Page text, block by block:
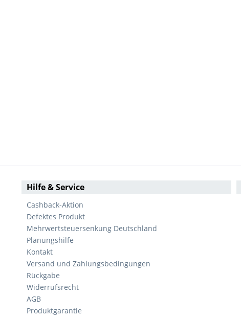
Hilfe & Service
Cashback-Aktion
Defektes Produkt
Mehrwertsteuersenkung Deutschland
Planungshilfe
Kontakt
Versand und Zahlungsbedingungen
Rückgabe
Widerrufsrecht
AGB
Produktgarantie